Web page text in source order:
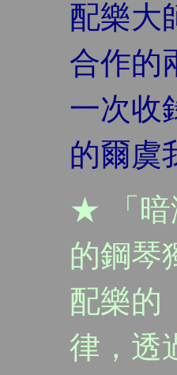
配樂大
合作的
一次收
的爾虞
★ 「暗
的鋼琴
配樂的
律，透